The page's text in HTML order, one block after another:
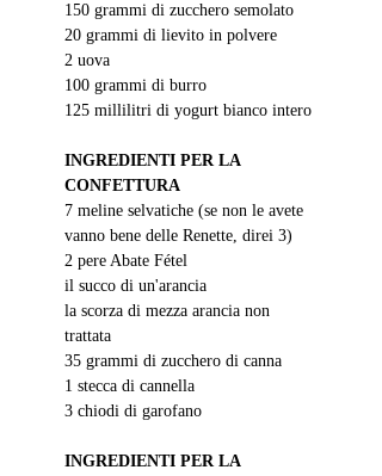
150 grammi di zucchero semolato
20 grammi di lievito in polvere
2 uova
100 grammi di burro
125 millilitri di yogurt bianco intero
INGREDIENTI PER LA
CONFETTURA
7 meline selvatiche (se non le avete
vanno bene delle Renette, direi 3)
2 pere Abate Fétel
il succo di un'arancia
la scorza di mezza arancia non
trattata
35 grammi di zucchero di canna
1 stecca di cannella
3 chiodi di garofano
INGREDIENTI PER LA